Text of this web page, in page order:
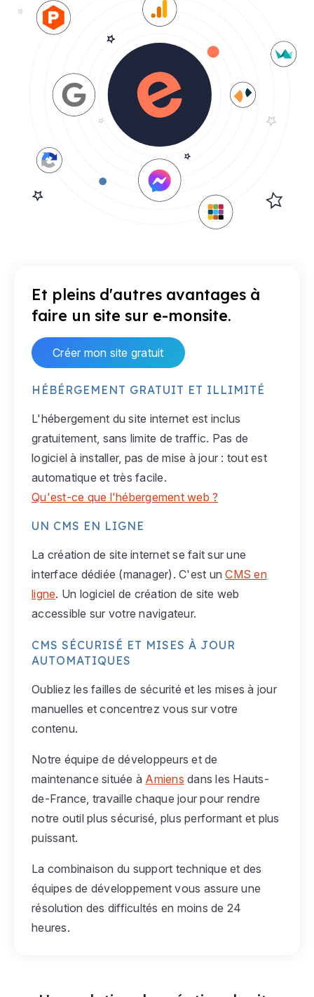
Et pleins d'autres avantages à
faire un site sur e-monsite.
Créer mon site gratuit
HÉBÉRGEMENT GRATUIT ET ILLIMITÉ
L'hébergement du site internet est inclus
gratuitement, sans limite de traffic. Pas de
logiciel à installer, pas de mise à jour : tout est
automatique et très facile.
Qu'est-ce que l'hébergement web ?
UN CMS EN LIGNE
La création de site internet se fait sur une
interface dédiée (manager). C'est unCMS en
ligne. Un logiciel de création de site web
accessible sur votre navigateur.
CMS SÉCURISÉ ET MISES À JOUR
AUTOMATIQUES
Oubliez les failles de sécurité et les mises à jour
manuelles et concentrez vous sur votre
contenu.
Notre équipe de développeurs et de
maintenance située à Amiens dans les Hauts-
de-France, travaille chaque jour pour rendre
notre outil plus sécurisé, plus performant et plus
puissant.
La combinaison du support technique et des
équipes de développement vous assure une
résolution des difficultés en moins de 24
heures.